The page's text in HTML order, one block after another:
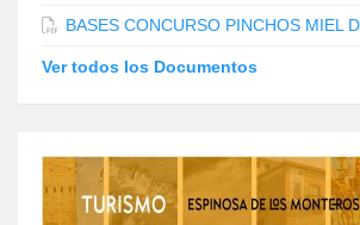
BASES CONCURSO PINCHOS MIEL
Ver todos los Documentos